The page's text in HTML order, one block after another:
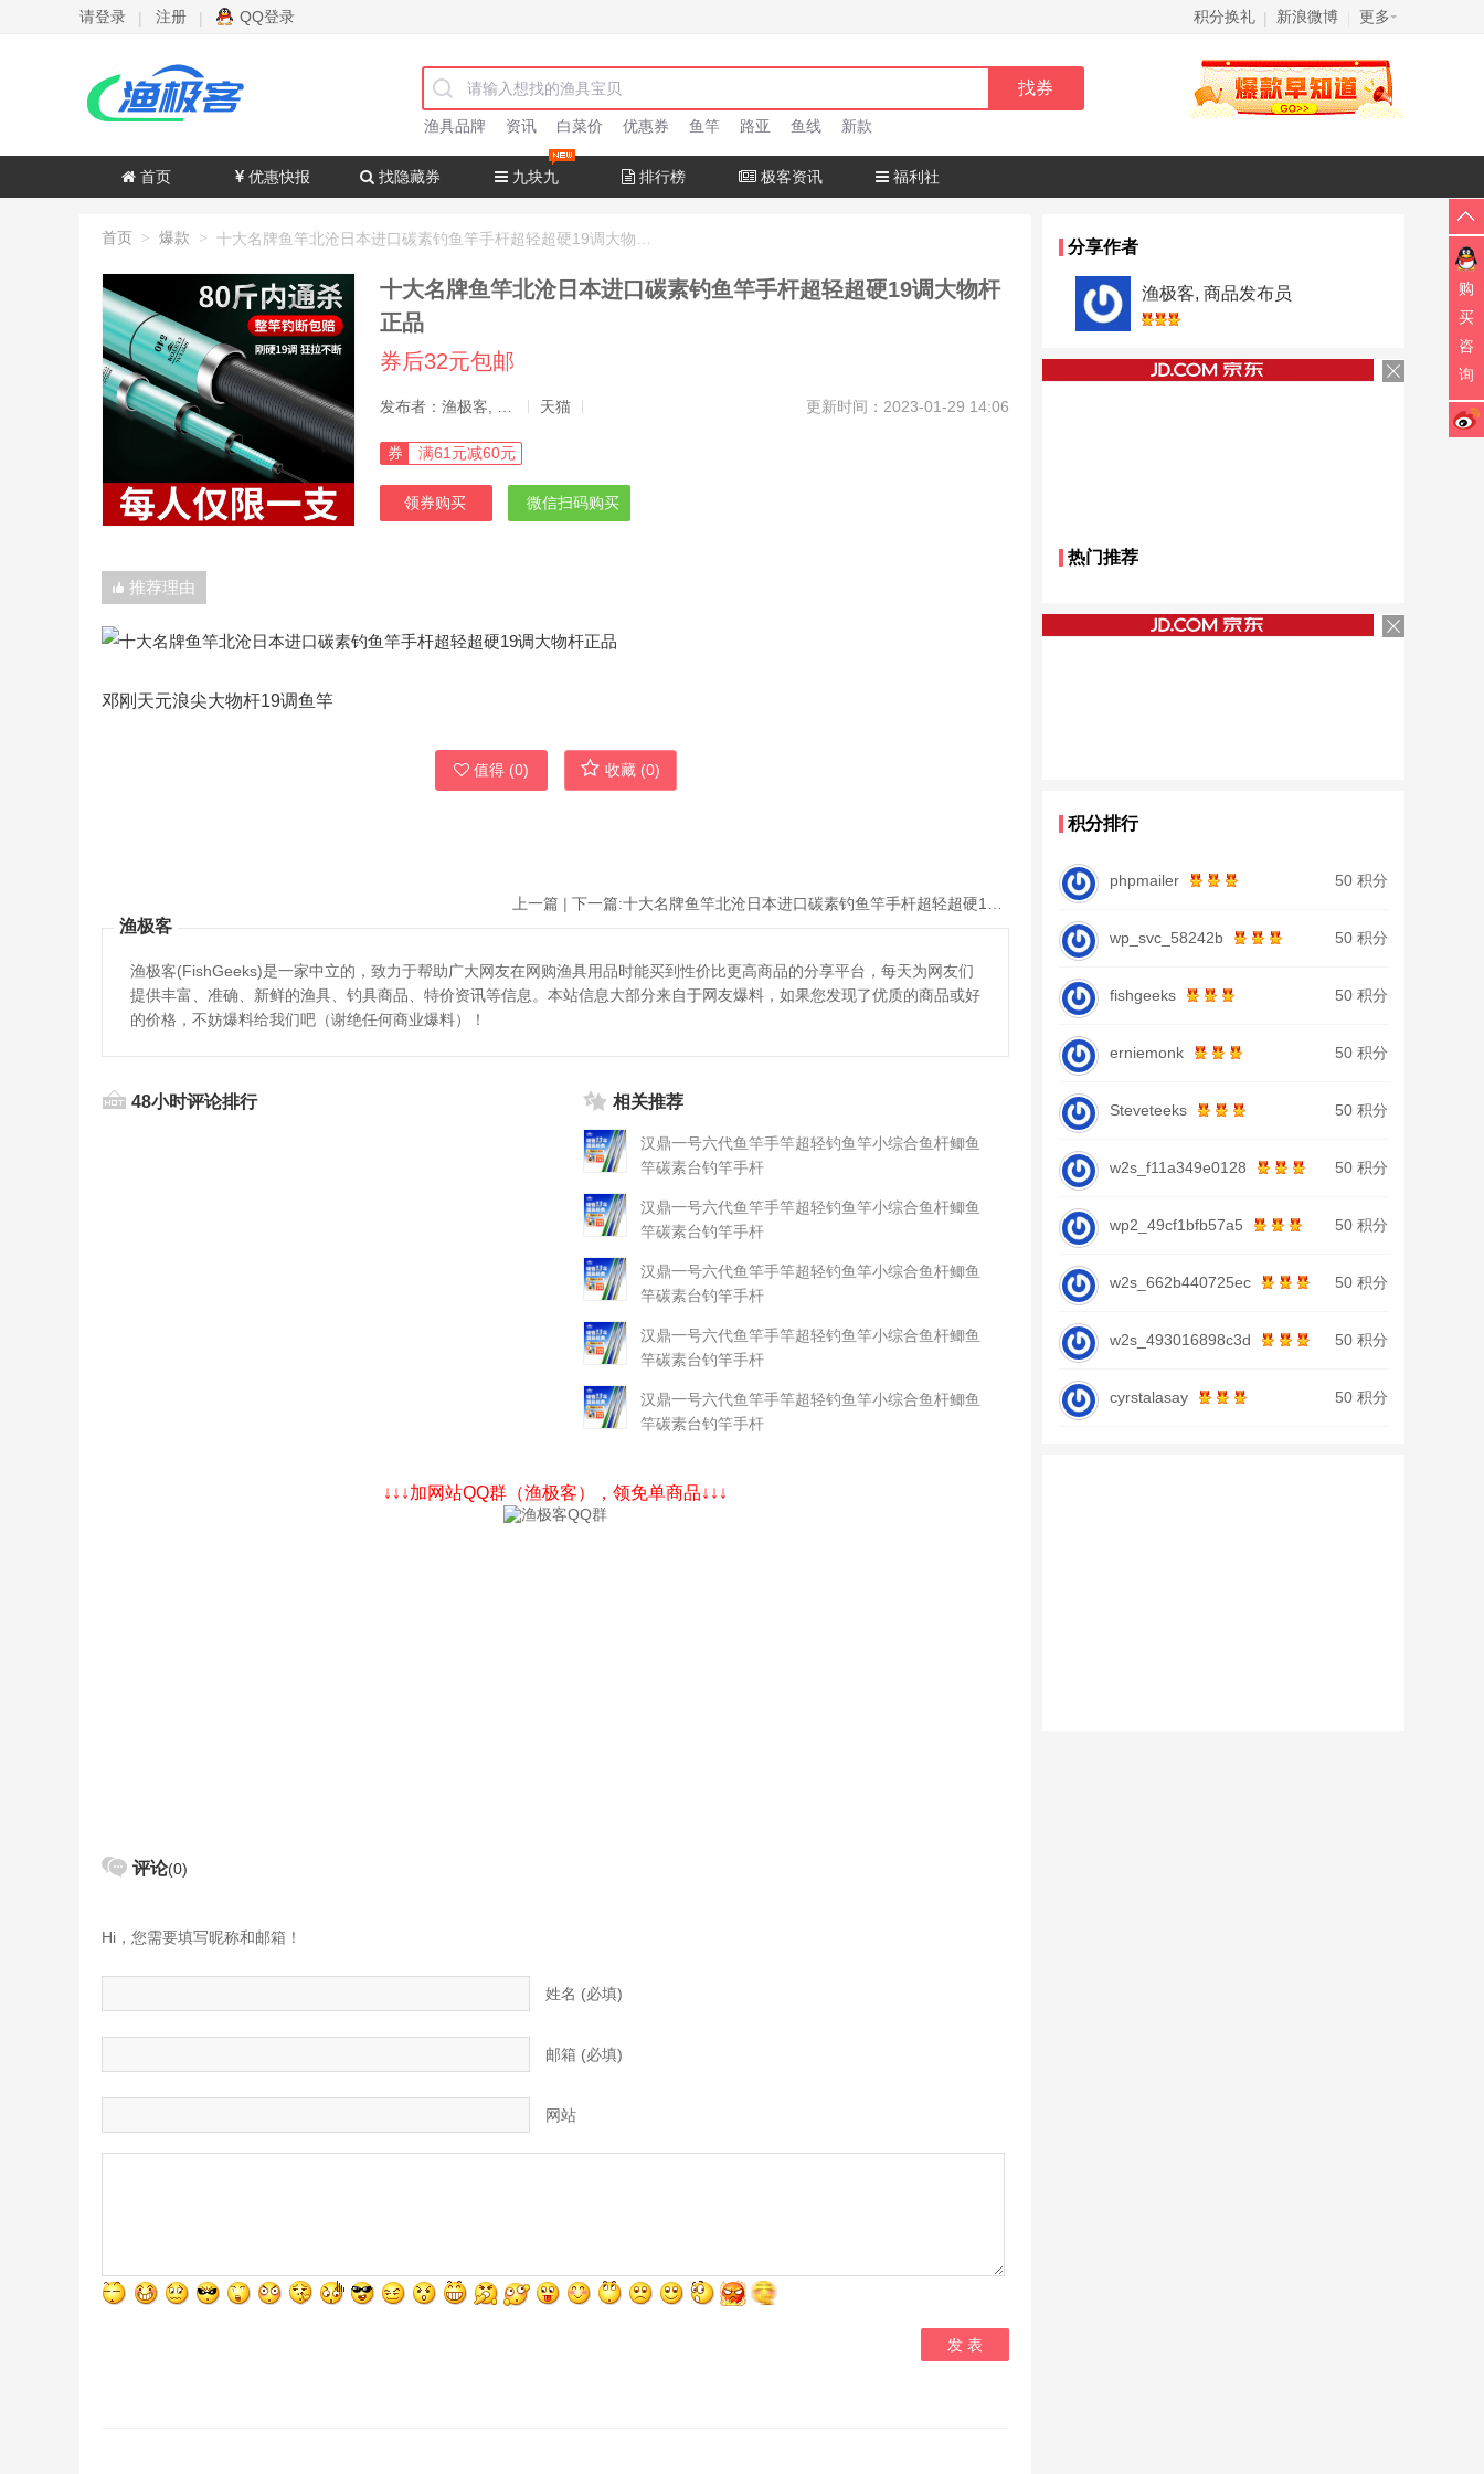
请登录 | 注册 | QQ登录 积分换礼 | 新浪微博 更多
渔具品牌 资讯 白菜价 优惠券 鱼竿 路亚 鱼线 新款
首页 优惠快报 找隐藏券 九块九 排行榜 极客资讯 福利社
首页 > 爆款 >
十大名牌鱼竿北沧日本进口碳素钓鱼竿手杆超轻超硬19调大物杆
正品
券后32元包邮
天猫 更新时间：2023-01-29 14:06
券 满61元减60元
领券购买 微信扫码购买
推荐理由
邓刚天元浪尖大物杆19调鱼竿
值得 (0) 收藏 (0)
上一篇 | 下一篇:
渔极客
渔极客(FishGeeks)是一家中立的，致力于帮助广大网友在网购渔具用品时能买到性价比更高商品的分享平台，每天为网友们
提供丰富、准确、新鲜的渔具、钓具商品、特价资讯等信息。本站信息大部分来自于网友爆料，如果您发现了优质的商品或好
的价格，不妨爆料给我们吧（谢绝任何商业爆料）！
48小时评论排行 相关推荐
汉鼎一号六代鱼竿手竿超轻钓鱼竿小综合鱼杆鲫鱼
竿碳素台钓竿手杆
汉鼎一号六代鱼竿手竿超轻钓鱼竿小综合鱼杆鲫鱼
竿碳素台钓竿手杆
汉鼎一号六代鱼竿手竿超轻钓鱼竿小综合鱼杆鲫鱼
竿碳素台钓竿手杆
汉鼎一号六代鱼竿手竿超轻钓鱼竿小综合鱼杆鲫鱼
竿碳素台钓竿手杆
汉鼎一号六代鱼竿手竿超轻钓鱼竿小综合鱼杆鲫鱼
竿碳素台钓竿手杆
↓↓↓加网站QQ群（渔极客），领免单商品↓↓↓
评论(0)
Hi，您需要填写昵称和邮箱！
姓名 (必填)
邮箱 (必填)
网站
分享作者
渔极客, 商品发布员
热门推荐
积分排行
phpmailer 50 积分
wp_svc_58242b 50 积分
fishgeeks 50 积分
erniemonk 50 积分
Steveteeks 50 积分
w2s_f11a349e0128 50 积分
wp2_49cf1bfb57a5 50 积分
w2s_662b440725ec 50 积分
w2s_493016898c3d 50 积分
cyrstalasay 50 积分
购
买
咨
询